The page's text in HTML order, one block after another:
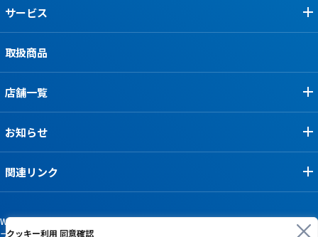
クッキー利用 同意確認
サービス
取扱商品
店舗一覧
お知らせ
関連リンク
Webサイト利用規約